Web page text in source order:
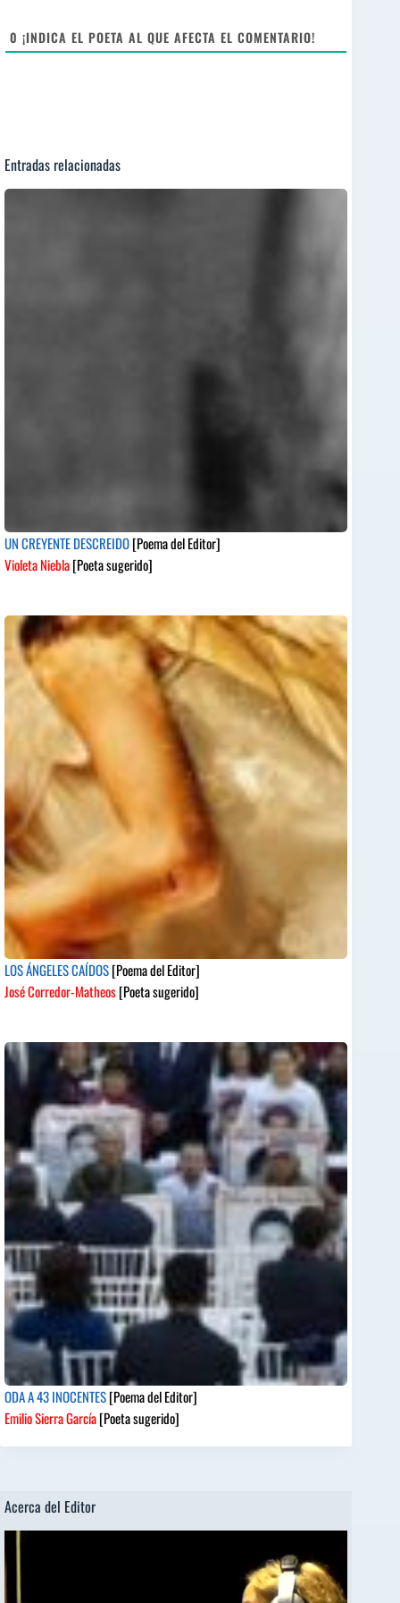
0 ¡INDICA EL POETA AL QUE AFECTA EL COMENTARIO!
Entradas relacionadas
UN CREYENTE DESCREIDO[Poema del Editor]
Violeta Niebla[Poeta sugerido]
LOS ÁNGELES CAÍDOS[Poema del Editor]
José Corredor-Matheos[Poeta sugerido]
ODA A 43 INOCENTES[Poema del Editor]
Emilio Sierra García[Poeta sugerido]
Acerca del Editor
de
vídeo